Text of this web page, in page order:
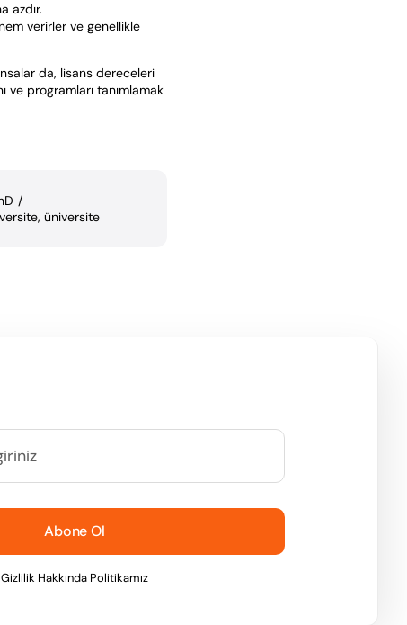
azdır.
verirler ve genellikle
da, lisans dereceleri
ve programları tanımlamak
/
, üniversite
Abone Ol
Gizlilik Hakkında Politikamız